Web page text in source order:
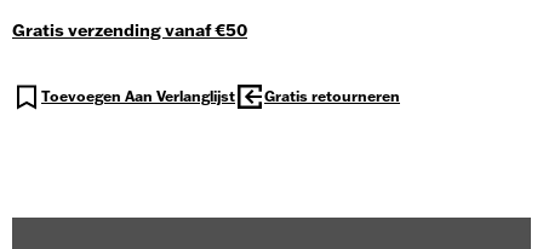
Gratis verzending vanaf €50
Toevoegen Aan Verlanglijst Gratis retourneren